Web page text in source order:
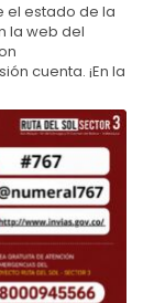
el estado de la
la web del
cuenta. ¡En la